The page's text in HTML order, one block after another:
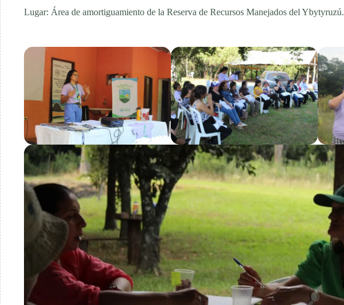
Lugar: Área de amortiguamiento de la Reserva de Recursos Manejados del Ybytyruzú.